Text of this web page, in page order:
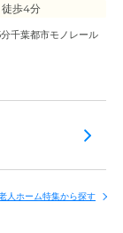
徒歩4分
千葉都市モノレール
人ホーム特集から探す